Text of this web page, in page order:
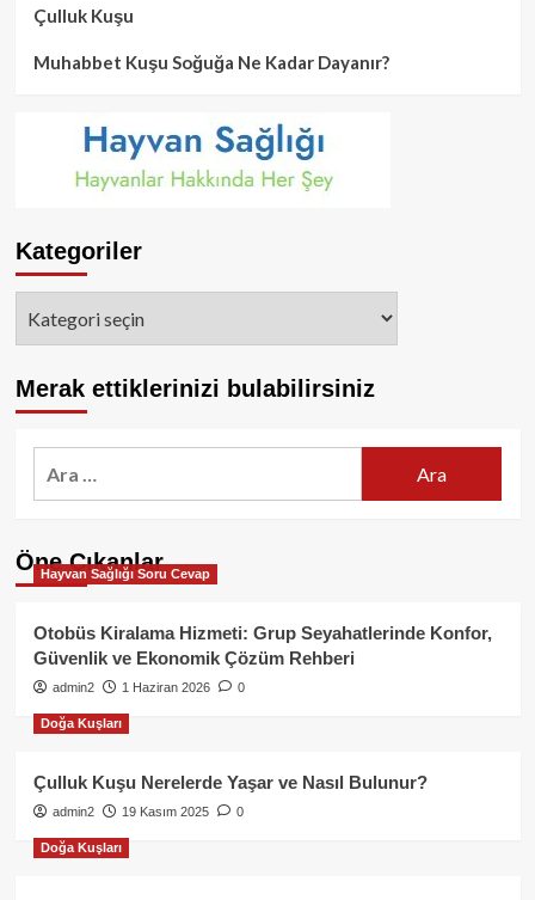
Çulluk Kuşu
Muhabbet Kuşu Soğuğa Ne Kadar Dayanır?
Kategoriler
Merak ettiklerinizi bulabilirsiniz
Öne Çıkanlar
Hayvan Sağlığı Soru Cevap
Otobüs Kiralama Hizmeti: Grup Seyahatlerinde Konfor,
Güvenlik ve Ekonomik Çözüm Rehberi
admin2 1 Haziran 2026 0
Doğa Kuşları
Çulluk Kuşu Nerelerde Yaşar ve Nasıl Bulunur?
admin2 19 Kasım 2025 0
Doğa Kuşları